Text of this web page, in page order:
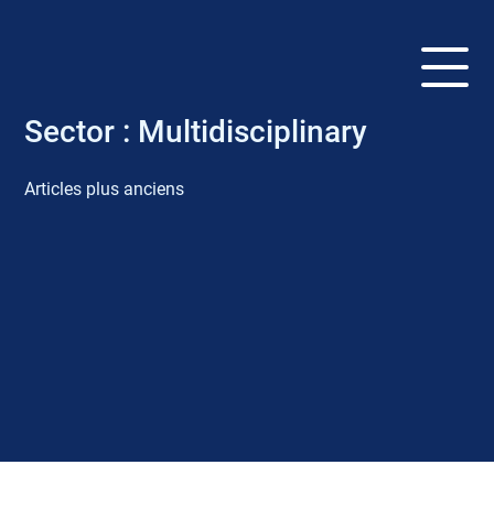
Sector : Multidisciplinary
N
t
Articles plus anciens